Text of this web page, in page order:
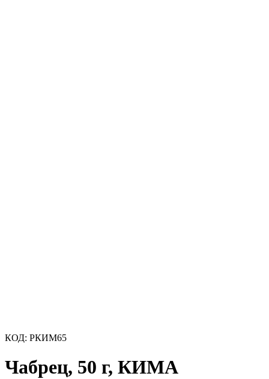
КОД: РКИМ65
Чабрец, 50 г, КИМА